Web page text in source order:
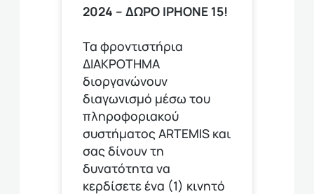
2024 – ΔΩΡΟ IPHONE 15!
Τα φροντιστήρια
ΔΙΑΚΡΟΤΗΜΑ
διοργανώνουν
διαγωνισμό μέσω του
πληροφοριακού
συστήματος ARTEMIS και
σας δίνουν τη
δυνατότητα να
κερδίσετε ένα (1) κινητό